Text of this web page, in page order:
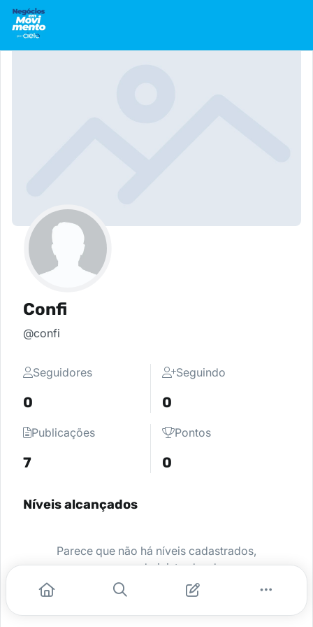
Confi
@confi
Seguidores
0
Seguindo
0
Publicações
7
Pontos
0
Níveis alcançados
Parece que não há níveis cadastrados,
peça para o administrador da sua
comunidade ativar e comece a se